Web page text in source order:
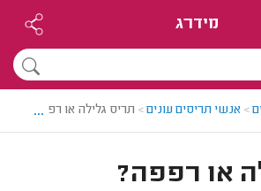
מידרג
> אנשי תריסים עונים> תריס גלילה או רפפה?
...
או רפפה?